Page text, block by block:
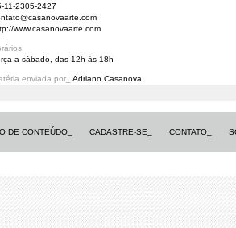
11-2305-2427
www.casanovaarte.com
a sábado, das 12h às 18h
enviada por_ Adriano Casanova
DE CONTEÚDO_ CADASTRE-SE_ CONTATO_